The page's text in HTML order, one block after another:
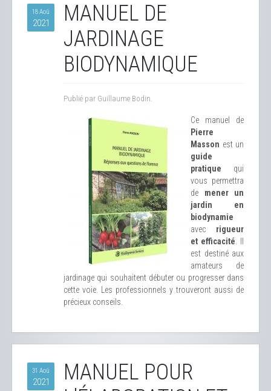
18 Aoû
2021
MANUEL DE
JARDINAGE
BIODYNAMIQUE
Publié par Guillaume Bodin.
Ce manuel de
Pierre
Masson est un
guide
pratique qui
vous permettra
de mener un
jardin en
biodynamie
avec rigueur
et efficacité
est destiné aux
amateurs de
jardinage qui souhaitent débuter ou progresser dans
cette voie. Les professionnels y trouveront aussi de
précieux conseils.
31 Aoû
2021
MANUEL POUR